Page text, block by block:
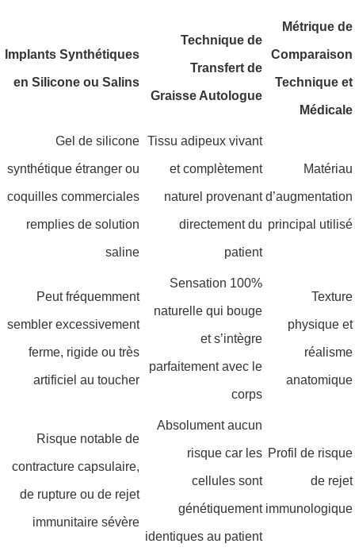
Métrique de
Comparaison
Technique et
Médicale
Technique de
Transfert de
Graisse Autologue
Implants Synthétiques
en Silicone ou Salins
Matériau
d’augmentation
principal utilisé
Tissu adipeux vivant
et complètement
naturel provenant
directement du
patient
Gel de silicone
synthétique étranger ou
coquilles commerciales
remplies de solution
saline
Texture
physique et
réalisme
anatomique
Sensation 100%
naturelle qui bouge
et s’intègre
parfaitement avec le
corps
Peut fréquemment
sembler excessivement
ferme, rigide ou très
artificiel au toucher
Profil de risque
de rejet
immunologique
Absolument aucun
risque car les
cellules sont
génétiquement
identiques au patient
Risque notable de
contracture capsulaire,
de rupture ou de rejet
immunitaire sévère